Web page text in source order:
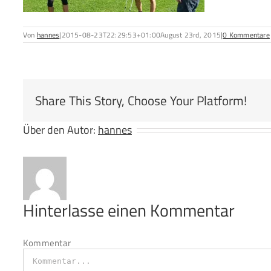
Von hannes|2015-08-23T22:29:53+01:00August 23rd, 2015|0 Kommentare
Share This Story, Choose Your Platform!
Über den Autor: hannes
Hinterlasse einen Kommentar
Kommentar